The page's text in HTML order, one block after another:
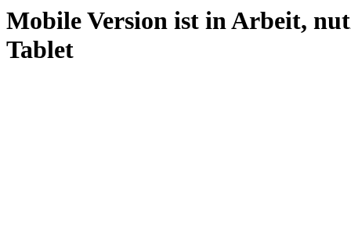
Mobile Version ist in Arbeit,
Tablet